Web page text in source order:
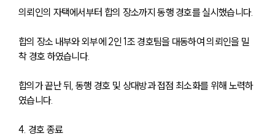
의뢰인의 자택에서부터 합의 장소까지 동행 경호를 실시했습니다.
합의 장소 내부와 외부에 2인 1조 경호팀을 대동하여 의뢰인을 밀
착 경호 하였습니다.
합의가 끝난 뒤, 동행 경호 및 상대방과 접점 최소화를 위해 노력하
였습니다.
4. 경호 종료